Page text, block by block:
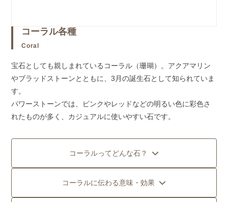
コーラル各種
Coral
宝石としても親しまれているコーラル（珊瑚）。アクアマリン
やブラッドストーンとともに、3月の誕生石として知られていま
す。
パワーストーンでは、ピンクやレッドなどの明るい色に彩色さ
れたものが多く、カジュアルに使いやすい石です。
コーラルってどんな石？
コーラルに伝わる意味・効果